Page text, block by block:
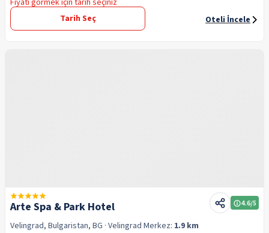
Fiyatı görmek için tarih seçiniz
Tarih Seç
Oteli İncele
Arte Spa & Park Hotel 4.6/5
Velingrad, Bulgaristan, BG · Velingrad Merkez: 1.9 km